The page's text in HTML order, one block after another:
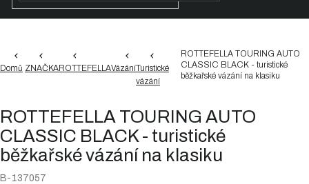
Domů ZNAČKAROTTEFELLAVázáníTuristické
vázání
ROTTEFELLA TOURING AUTO
CLASSIC BLACK - turistické
běžkařské vázání na klasiku
ROTTEFELLA TOURING AUTO
CLASSIC BLACK - turistické
běžkařské vázání na klasiku
B-137057